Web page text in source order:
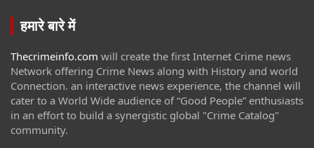
हमारे बारे में
Thecrimeinfo.com will create the first Internet Crime news
Network offering Crime News along with History and world
Connection. an interactive news experience, the channel will
cater to a World Wide audience of “Good People” enthusiasts
in an effort to build a synergistic global "Crime Catalog"
community.